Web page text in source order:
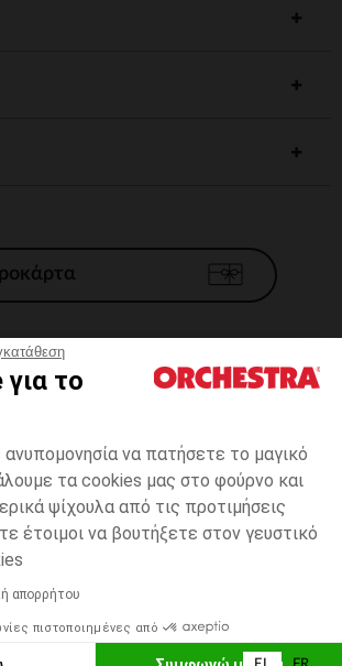
το
να πατήσετε το μαγικό
τα cookies μας στο φούρνο και
ψίχουλα από τις προτιμήσεις
έτοιμοι να βουτήξετε στον γευστικό
απορρήτου
πιστοποιημένες από
16
πληρωμής με
ΣΤΟ ΚΑΛΆΘΙ
Γενικοί 'Οροι Πώλησης
*Εμπορικες προσφορες
Προσωπικά δεδομένα
Διαχείρηση των cookies
μη συμμορφούμενη
στον κωδικά δεοντολογίας και στο σύστημα
Ομοσπονδίας Ηλεκτρονικού Εμπορίου.